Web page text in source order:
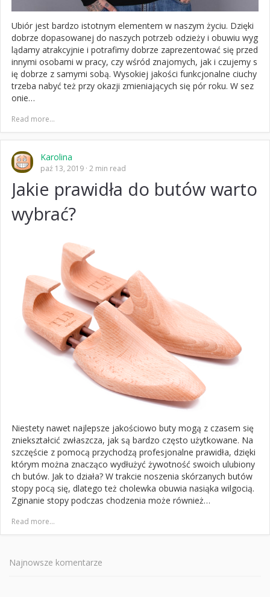
Ubiór jest bardzo istotnym elementem w naszym życiu. Dzięki
dobrze dopasowanej do naszych potrzeb odzieży i obuwiu wyg
lądamy atrakcyjnie i potrafimy dobrze zaprezentować się przed
innymi osobami w pracy, czy wśród znajomych, jak i czujemy s
ię dobrze z samymi sobą. Wysokiej jakości funkcjonalne ciuchy
trzeba nabyć też przy okazji zmieniających się pór roku. W sez
onie…
Read more...
Karolina
paź 13, 2019 2 min read
Jakie prawidła do butów warto
wybrać?
Niestety nawet najlepsze jakościowo buty mogą z czasem się
zniekształcić zwłaszcza, jak są bardzo często użytkowane. Na
szczęście z pomocą przychodzą profesjonalne prawidła, dzięki
którym można znacząco wydłużyć żywotność swoich ulubiony
ch butów. Jak to działa? W trakcie noszenia skórzanych butów
stopy pocą się, dlatego też cholewka obuwia nasiąka wilgocią.
Zginanie stopy podczas chodzenia może również…
Read more...
Najnowsze komentarze